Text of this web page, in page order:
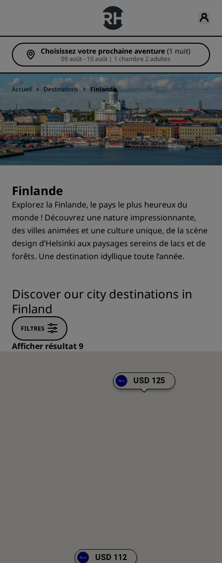
Choisissez votre prochaine aventure (1 nuit)
09 août - 10 août | 1 chambre 2 adultes
Accueil Destinations Finlande
Finlande
Explorez la Finlande, le pays le plus heureux du
monde ! Découvrez une nature impressionnante,
des villes animées et une culture unique, de la scène
design d’Helsinki aux paysages sereins de lacs et de
forêts. Une destination idyllique toute l’année.
Discover our city destinations in
Finland
FILTRES
Afficher résultat 9
USD 112
USD 125